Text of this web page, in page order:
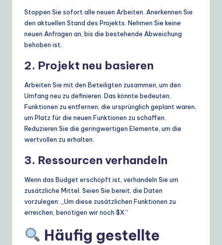
Stoppen Sie sofort alle neuen Arbeiten. Anerkennen Sie
den aktuellen Stand des Projekts. Nehmen Sie keine
neuen Anfragen an, bis die bestehende Abweichung
behoben ist.
2. Projekt neu basieren
Arbeiten Sie mit den Beteiligten zusammen, um den
Umfang neu zu definieren. Das könnte bedeuten,
Funktionen zu entfernen, die ursprünglich geplant waren,
um Platz für die neuen Funktionen zu schaffen.
Reduzieren Sie die geringwertigen Elemente, um die
wertvollen zu erhalten.
3. Ressourcen verhandeln
Wenn das Budget erschöpft ist, verhandeln Sie um
zusätzliche Mittel. Seien Sie bereit, die Daten
vorzulegen: „Um diese zusätzlichen Funktionen zu
erreichen, benötigen wir noch $X.“
Häufig gestellte